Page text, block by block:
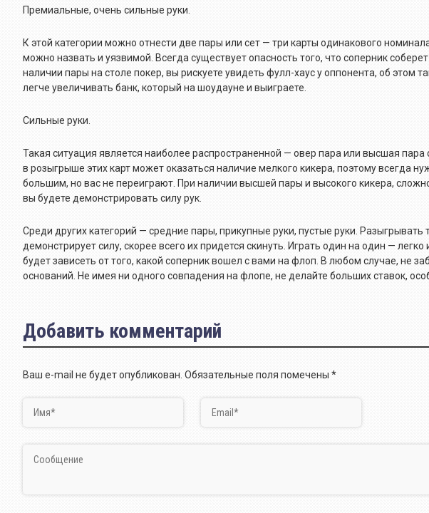
Премиальные, очень сильные руки.
К этой категории можно отнести две пары или сет — три карты одинакового
можно назвать и уязвимой. Всегда существует опасность того, что соперник
наличии пары на столе покер, вы рискуете увидеть фулл-хаус у оппонента, об этом
легче увеличивать банк, который на шоудауне и выиграете.
Сильные руки.
Такая ситуация является наиболее распространенной — овер пара или высшая
в розыгрыше этих карт может оказаться наличие мелкого кикера, поэтому всегда
большим, но вас не переиграют. При наличии высшей пары и высокого кикера,
вы будете демонстрировать силу рук.
Среди других категорий — средние пары, прикупные руки, пустые руки.
демонстрирует силу, скорее всего их придется скинуть. Играть один на один —
будет зависеть от того, какой соперник вошел с вами на флоп. В любом случае, не
оснований. Не имея ни одного совпадения на флопе, не делайте больших ставок,
Добавить комментарий
Ваш e-mail не будет опубликован. Обязательные поля помечены *